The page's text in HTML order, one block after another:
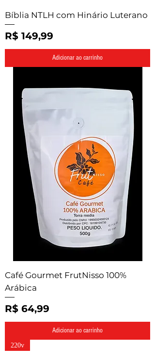
Bíblia NTLH com Hinário Luterano
Preço
R$ 149,99
Adicionar ao carrinho
Café Gourmet FrutNisso 100%
Arábica
Preço
R$ 64,99
Adicionar ao carrinho
220v